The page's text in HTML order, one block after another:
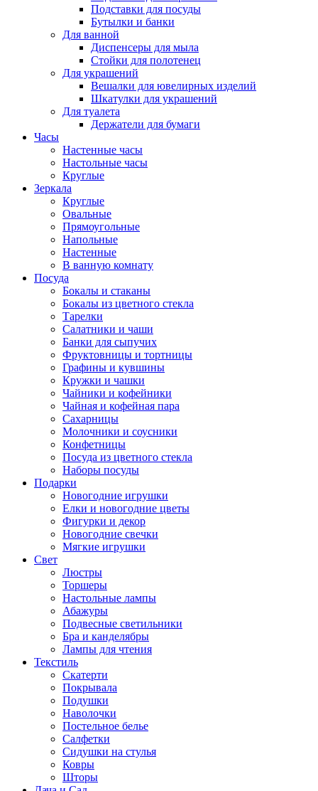
Подставки для посуды
Бутылки и банки
Для ванной
Диспенсеры для мыла
Стойки для полотенец
Для украшений
Вешалки для ювелирных изделий
Шкатулки для украшений
Для туалета
Держатели для бумаги
Часы
Настенные часы
Настольные часы
Круглые
Зеркала
Круглые
Овальные
Прямоугольные
Напольные
Настенные
В ванную комнату
Посуда
Бокалы и стаканы
Бокалы из цветного стекла
Тарелки
Салатники и чаши
Банки для сыпучих
Фруктовницы и тортницы
Графины и кувшины
Кружки и чашки
Чайники и кофейники
Чайная и кофейная пара
Сахарницы
Молочники и соусники
Конфетницы
Посуда из цветного стекла
Наборы посуды
Подарки
Новогодние игрушки
Елки и новогодние цветы
Фигурки и декор
Новогодние свечки
Мягкие игрушки
Свет
Люстры
Торшеры
Настольные лампы
Абажуры
Подвесные светильники
Бра и канделябры
Лампы для чтения
Текстиль
Скатерти
Покрывала
Подушки
Наволочки
Постельное белье
Салфетки
Сидушки на стулья
Ковры
Шторы